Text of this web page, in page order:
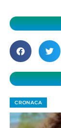
CRONACA